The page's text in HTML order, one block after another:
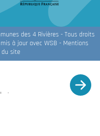
des 4 Rivières - Tous droits
à jour avec WSB - Mentions
du site